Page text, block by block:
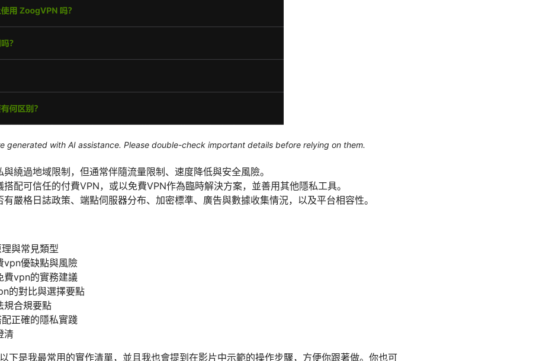
generated with AI assistance. Please double-check important details before relying on them.
繞過地域限制，但通常伴隨流量限制、速度降低與安全風險。
配可信任的付費VPN，或以免費VPN作為臨時解決方案，並善用其他隱私工具。
嚴格日誌政策、端點伺服器分布、加密標準、廣告與數據收集情況，以及平台相容性。
與常見類型
vpn優缺點與風險
費vpn的實務建議
的對比與選擇要點
規合規要點
正確的隱私實踐
清
下是我最常用的實作清單，並且我也會提到在影片中示範的操作步驟，方便你跟著做。你也可